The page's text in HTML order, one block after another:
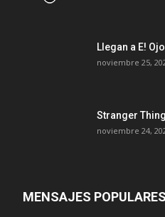
Llegan a E!
noviembre 25,
Stranger
noviembre 24,
MENSAJES POPULARES